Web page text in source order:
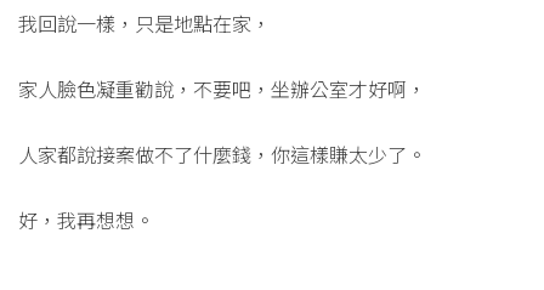
我回說一樣，只是地點在家，
家人臉色凝重勸說，不要吧，坐辦公室才好啊，
人家都說接案做不了什麼錢，你這樣賺太少了。
好，我再想想。